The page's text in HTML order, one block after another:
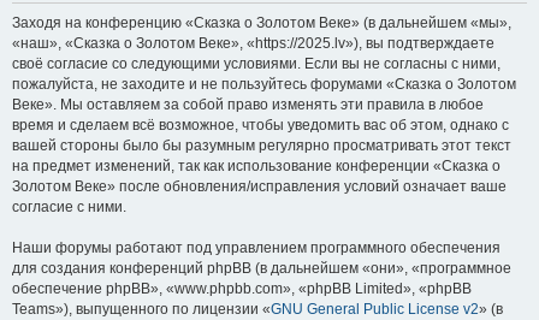
Заходя на конференцию «Сказка о Золотом Веке» (в дальнейшем «мы»,
«наш», «Сказка о Золотом Веке», «https://2025.lv»), вы подтверждаете
своё согласие со следующими условиями. Если вы не согласны с ними,
пожалуйста, не заходите и не пользуйтесь форумами «Сказка о Золотом
Веке». Мы оставляем за собой право изменять эти правила в любое
время и сделаем всё возможное, чтобы уведомить вас об этом, однако с
вашей стороны было бы разумным регулярно просматривать этот текст
на предмет изменений, так как использование конференции «Сказка о
Золотом Веке» после обновления/исправления условий означает ваше
согласие с ними.
Наши форумы работают под управлением программного обеспечения
для создания конференций phpBB (в дальнейшем «они», «программное
обеспечение phpBB», «www.phpbb.com», «phpBB Limited», «phpBB
Teams»), выпущенного по лицензии «GNU General Public License v2» (в